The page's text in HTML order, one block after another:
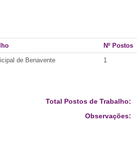
Nº Postos
de Benavente
1
Total Postos de Trabalho:
Observações: